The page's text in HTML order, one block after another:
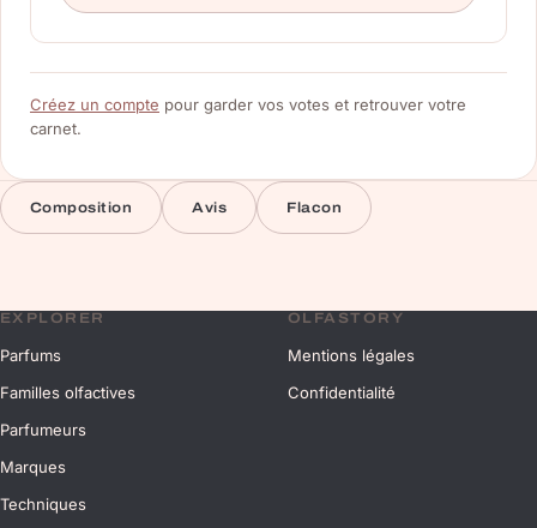
Créez un compte pour garder vos votes et retrouver votre
carnet.
Composition Avis Flacon
EXPLORER
Parfums
Familles olfactives
Parfumeurs
Marques
Techniques
OLFASTORY
Mentions légales
Confidentialité